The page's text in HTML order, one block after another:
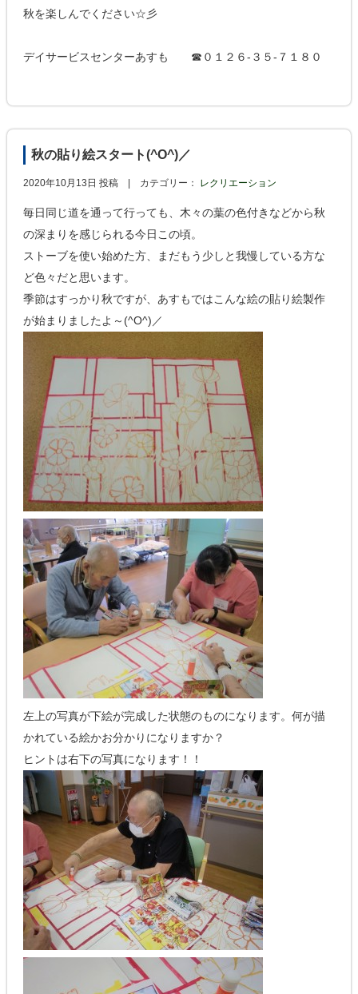
秋を楽しんでください☆彡
デイサービスセンターあすも ☎０１２６-３５-７１８０
秋の貼り絵スタート(^O^)／
2020年10月13日 投稿 | カテゴリー： レクリエーション
毎日同じ道を通って行っても、木々の葉の色付きなどから秋
の深まりを感じられる今日この頃。
ストーブを使い始めた方、まだもう少しと我慢している方な
ど色々だと思います。
季節はすっかり秋ですが、あすもではこんな絵の貼り絵製作
が始まりましたよ～(^O^)／
左上の写真が下絵が完成した状態のものになります。何が描
かれている絵かお分かりになりますか？
ヒントは右下の写真になります！！